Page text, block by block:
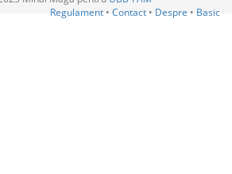
Regulament • Contact • Despre • Basic